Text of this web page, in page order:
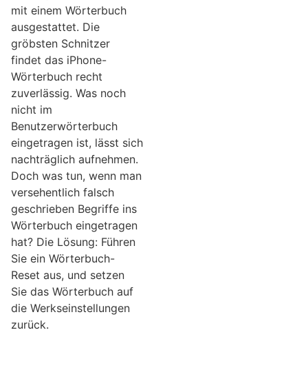
mit einem Wörterbuch
ausgestattet. Die
gröbsten Schnitzer
findet das iPhone-
Wörterbuch recht
zuverlässig. Was noch
nicht im
Benutzerwörterbuch
eingetragen ist, lässt sich
nachträglich aufnehmen.
Doch was tun, wenn man
versehentlich falsch
geschrieben Begriffe ins
Wörterbuch eingetragen
hat? Die Lösung: Führen
Sie ein Wörterbuch-
Reset aus, und setzen
Sie das Wörterbuch auf
die Werkseinstellungen
zurück.